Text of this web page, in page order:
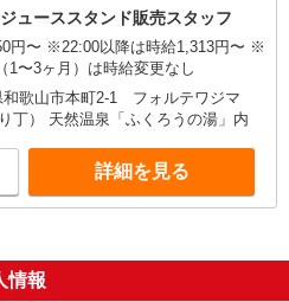
ューススタンド販売スタッフ
円〜 ※22:00以降は時給1,313円〜 ※
1〜3ヶ月）は時給変更なし
和歌山市本町2-1 フォルテワジマ
丁） 天然温泉「ふくろうの湯」内
詳細を見る
情報